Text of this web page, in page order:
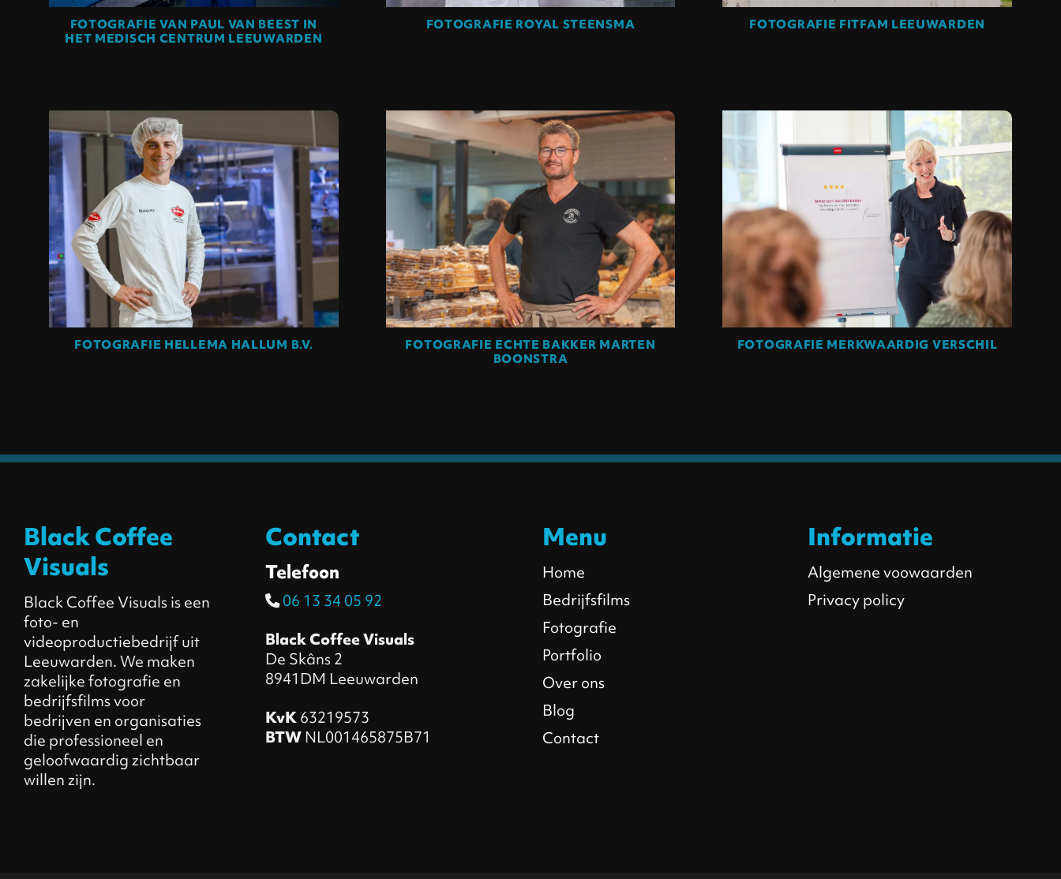
FOTOGRAFIE VAN PAUL VAN BEEST IN
HET MEDISCH CENTRUM LEEUWARDEN
FOTOGRAFIE ROYAL STEENSMA FOTOGRAFIE FITFAM LEEUWARDEN
FOTOGRAFIE HELLEMA HALLUM B.V.
FOTOGRAFIE ECHTE BAKKER MARTEN
BOONSTRA
FOTOGRAFIE MERKWAARDIG VERSCHIL
Black Coffee
Visuals
Black Coffee Visuals is een
foto- en
videoproductiebedrijf uit
Leeuwarden. We maken
zakelijke fotografie en
bedrijfsfilms voor
bedrijven en organisaties
die professioneel en
geloofwaardig zichtbaar
willen zijn.
Contact
Telefoon
06 13 34 05 92‬
Black Coffee Visuals
De Skâns 2
8941DM Leeuwarden
KvK63219573
BTWNL001465875B71
Menu
Home
Bedrijfsfilms
Fotografie
Portfolio
Over ons
Blog
Contact
Informatie
Algemene voowaarden
Privacy policy